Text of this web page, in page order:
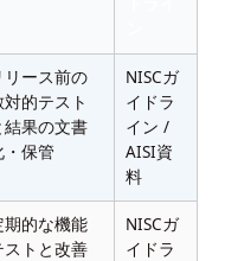
リース前の
対的テスト
結果の文書
・保管
NISCガ
イドラ
イン /
AISI資
料
期的な機能
ストと改善
NISCガ
イドラ